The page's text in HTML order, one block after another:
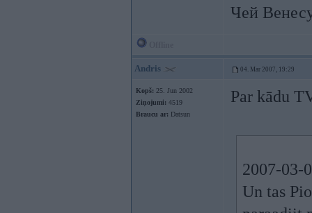
Чей
Andris 04. Mar 2007, 19:29
Kopš: 25. Jun 2002
Ziņojumi: 4519
Braucu ar: Datsun
Par kādu
2007-03-
Un tas